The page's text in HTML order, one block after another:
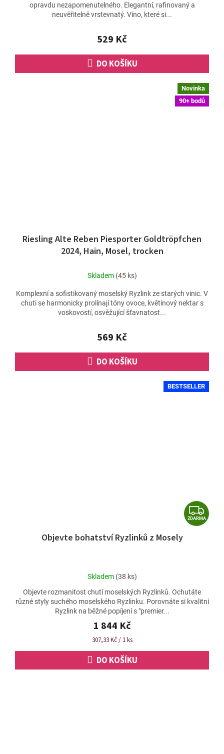
529 Kč
DO KOŠÍKU
opravdu nezapomenutelného. Elegantní, rafinovaný a
neuvěřitelně vrstevnatý. Víno, které si...
Novinka
90+ bodů
Riesling Alte Reben Piesporter Goldtröpfchen
2024, Hain, Mosel, trocken
Skladem (45 ks)
569 Kč
DO KOŠÍKU
Komplexní a sofistikovaný moselský Ryzlink ze starých vinic. V
chuti se harmonicky prolínají tóny ovoce, květinový nektar s
voskovostí, osvěžující šťavnatost...
BESTSELLER
Z
D
ZDARMA
Objevte bohatství Ryzlinků z Mosely
Průměrné
produktu
je
5,0
z
5
hvězdiček.
Skladem (38 ks)
1 844 Kč
Měrná
307,33 Kč / 1 ks
DO KOŠÍKU
Objevte rozmanitost chutí moselských Ryzlinků. Ochutáte
různé styly suchého moselského Ryzlinku. Porovnáte si kvalitní
Ryzlink na běžné popíjení s "premier...